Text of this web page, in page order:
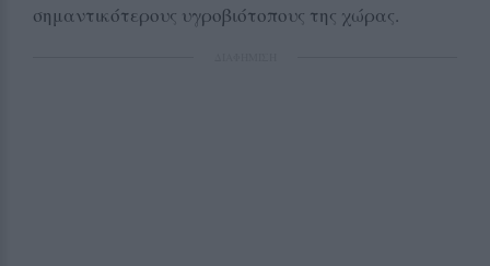
σημαντικότερους υγροβιότοπους της χώρας.